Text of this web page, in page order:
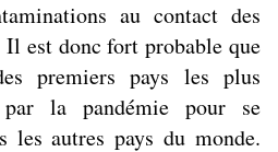
au contact des
Il est donc fort probable que
premiers pays les plus
par la pandémie pour se
les autres pays du monde.